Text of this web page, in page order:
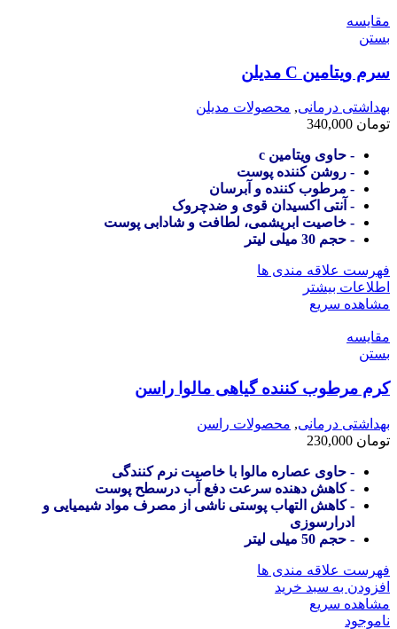
مقایسه
بستن
سرم ویتامین C مدیلن
بهداشتی درمانی, محصولات مدیلن
تومان
- حاوی ویتامین c
- روشن کننده پوست
- مرطوب کننده و آبرسان
- آنتی اکسیدان قوی و ضدچروک
- خاصیت ابریشمی، لطافت و شادابی پوست
- حجم 30 میلی لیتر
فهرست علاقه مندی ها
اطلاعات بیشتر
مشاهده سریع
مقایسه
بستن
کرم مرطوب کننده گیاهی مالوا راسن
بهداشتی درمانی, محصولات راسن
تومان
- حاوی عصاره مالوا با خاصیت نرم کنندگی
- کاهش دهنده سرعت دفع آب درسطح پوست
- کاهش التهاب پوستی ناشی از مصرف مواد شیمیایی و
ادرارسوزی
- حجم 50 میلی لیتر
فهرست علاقه مندی ها
افزودن به سبد خرید
مشاهده سریع
ناموجود